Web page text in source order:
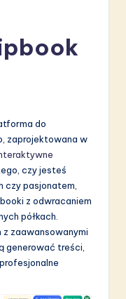
do
zaprojektowana w
czy jesteś
czy pasjonatem,
z odwracaniem
półkach.
zaawansowanymi
generować treści,